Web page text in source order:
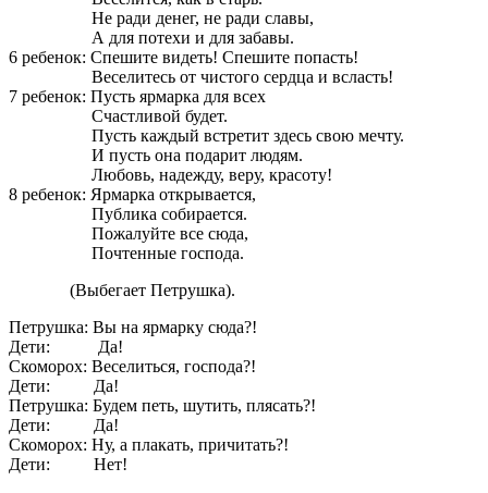
Не ради денег, не ради славы,
А для потехи и для забавы.
6 ребенок: Спешите видеть! Спешите попасть!
Веселитесь от чистого сердца и всласть!
7 ребенок: Пусть ярмарка для всех
Счастливой будет.
Пусть каждый встретит здесь свою мечту.
И пусть она подарит людям.
Любовь, надежду, веру, красоту!
8 ребенок: Ярмарка открывается,
Публика собирается.
Пожалуйте все сюда,
Почтенные господа.
(Выбегает Петрушка).
Петрушка: Вы на ярмарку сюда?!
Дети: Да!
Скоморох: Веселиться, господа?!
Дети: Да!
Петрушка: Будем петь, шутить, плясать?!
Дети: Да!
Скоморох: Ну, а плакать, причитать?!
Дети: Нет!